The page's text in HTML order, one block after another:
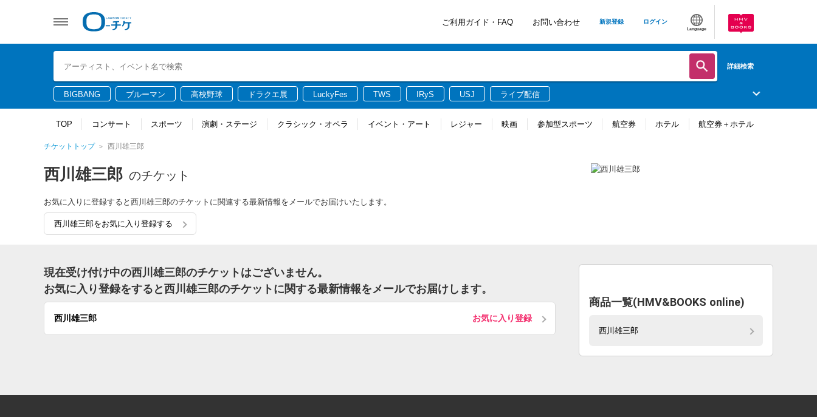
ご利用ガイド・FAQ お問い合わせ 新規登録 ログイン
Language
詳細検索
BIGBANG ブルーマン 高校野球 ドラクエ展 LuckyFes TWS IRyS USJ ライブ配信
TOP コンサート スポーツ 演劇・ステージ クラシック・オペラ イベント・アート レジャー 映画 参加型スポーツ 航空券 ホテル 航空券＋ホテル
チケットトップ 西川雄三郎
西川雄三郎 のチケット
お気に入りに登録すると西川雄三郎のチケットに関連する最新情報をメールでお届けいたします。
西川雄三郎をお気に入り登録する
現在受け付け中の西川雄三郎のチケットはございません。
お気に入り登録をすると西川雄三郎のチケットに関する最新情報をメールでお届けします。
西川雄三郎 お気に入り登録
商品一覧(HMV&BOOKS online)
西川雄三郎